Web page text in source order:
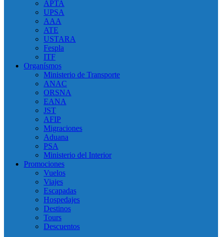
APTA
UPSA
AAA
ATE
USTARA
Fespla
ITF
Organísmos
Ministerio de Transporte
ANAC
ORSNA
EANA
JST
AFIP
Migraciones
Aduana
PSA
Ministerio del Interior
Promociones
Vuelos
Viajes
Escapadas
Hospedajes
Destinos
Tours
Descuentos